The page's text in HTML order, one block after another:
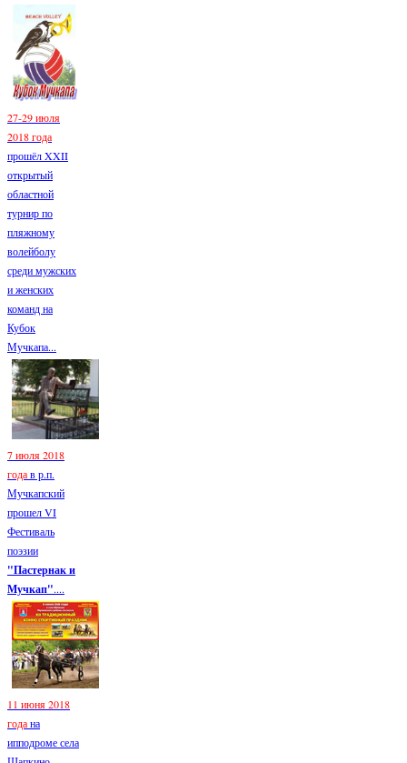
27-29 июля
2018 года
прошёл XXII
открытый
областной
турнир по
пляжному
волейболу
среди мужских
и женских
команд на
Кубок
Мучкапа...
7 июля 2018
годав р.п.
Мучкапский
прошел VI
Фестиваль
поэзии
"Пастернак и
Мучкап"....
11 июня 2018
годана
ипподроме села